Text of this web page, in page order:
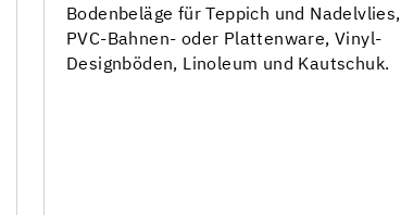
Bodenbeläge für Teppich und Nadelvlies,
PVC-Bahnen- oder Plattenware, Vinyl-
Designböden, Linoleum und Kautschuk.
Trockenklebstoffe Sockel und Treppe
Bodenbelagsfixierungen
Kontaktklebstoffe